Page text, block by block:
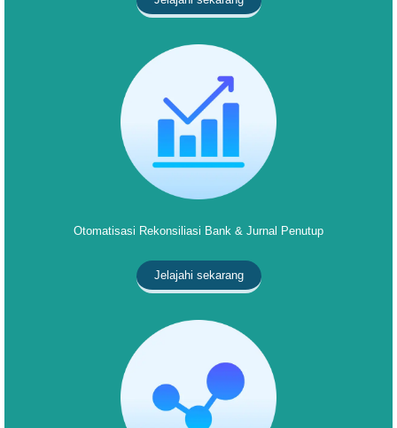
Otomatisasi Rekonsiliasi Bank & Jurnal Penutup
Jelajahi sekarang